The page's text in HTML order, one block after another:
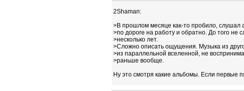
2Shaman:
>В прошлом месяце как-то пробило, слушал
>по дороге на работу и обратно. До того не
>несколько лет.
>Сложно описать ощущения. Музыка из
>из параллельной вселенной, не
>раньше вообще.
Ну это смотря какие альбомы. Если первые